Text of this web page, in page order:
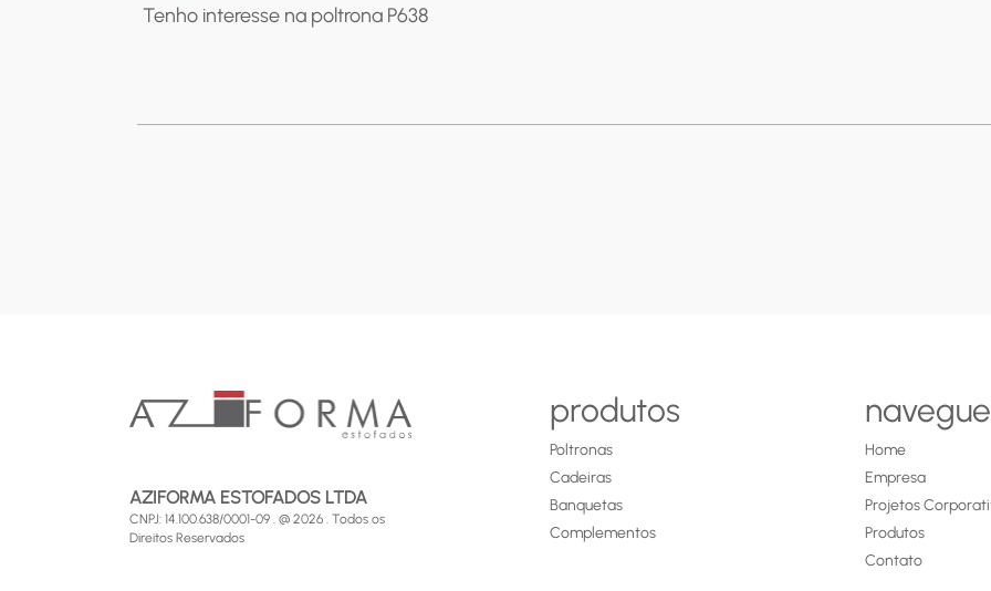
AZIFORMA ESTOFADOS LTDA
CNPJ: 14.100.638/0001-09 . @ 2026 . Todos os
Direitos Reservados
produtos
Poltronas
Cadeiras
Banquetas
Complementos
navegue
Home
Empresa
Projetos
Produtos
Contato